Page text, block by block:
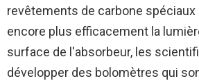
revêtements de carbone
encore plus efficacement la
surface de l'absorbeur, les
développer des bolomètres qui